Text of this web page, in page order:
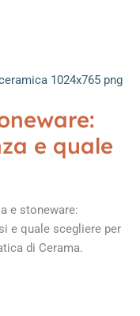
e quale
e stoneware:
e quale scegliere per
di Cerama.